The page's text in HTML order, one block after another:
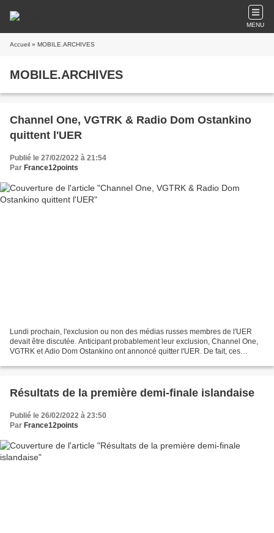
MENU
Accueil » MOBILE.ARCHIVES
MOBILE.ARCHIVES
Channel One, VGTRK & Radio Dom Ostankino
quittent l'UER
Publié le 27/02/2022 à 21:54
Par France12points
Lundi prochain, l'exclusion ou non des médias russes membres de l'UER
devait être discutée. Anticipant probablement leur exclusion, Channel One,
VGTRK et Adio Dom Ostankino ont annoncé quitter l'UER. De fait, ces
Résultats de la première demi-finale islandaise
Publié le 26/02/2022 à 23:50
Par France12points